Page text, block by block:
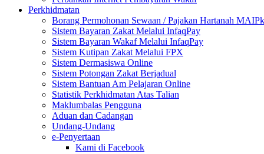
Perkhidmatan
Borang Permohonan Sewaan / Pajakan Hartanah MAIPk
Sistem Bayaran Zakat Melalui InfaqPay
Sistem Bayaran Wakaf Melalui InfaqPay
Sistem Kutipan Zakat Melalui FPX
Sistem Dermasiswa Online
Sistem Potongan Zakat Berjadual
Sistem Bantuan Am Pelajaran Online
Statistik Perkhidmatan Atas Talian
Maklumbalas Pengguna
Aduan dan Cadangan
Undang-Undang
e-Penyertaan
Kami di Facebook